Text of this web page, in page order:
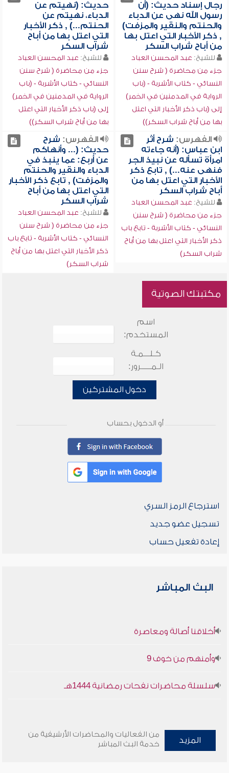
رجال إسناد حديث: (أن
رسول الله نهى عن الدباء
والحنتم والنقير والمزفت)
, ذكر الأخبار التي اعتل بها
من أباح شراب السكر
للشيخ: عبد المحسن العباد
جزء من محاضرة ( شرح سنن
النسائي - كتاب الأشربة - (باب
الرواية في المدمنين في الخمر)
إلى (باب ذكر الأخبار التي اعتل
بها من أباح شراب السكر))
حديث: (نهيتم عن
الدباء، نهيتم عن
الحنتم...) , ذكر الأخبار
التي اعتل بها من أباح
شراب السكر
للشيخ: عبد المحسن العباد
جزء من محاضرة ( شرح سنن
النسائي - كتاب الأشربة - (باب
الرواية في المدمنين في الخمر)
إلى (باب ذكر الأخبار التي اعتل
بها من أباح شراب السكر))
الفهرس: شرح أثر
ابن عباس: (أنه جاءته
امرأة تسأله عن نبيذ الجر
فنهى عنه...) , تابع ذكر
الأخبار التي اعتل بها من
أباح شراب السكر
للشيخ: عبد المحسن العباد
جزء من محاضرة ( شرح سنن
النسائي - كتاب الأشربة - تابع باب
ذكر الأخبار التي اعتل بها من أباح
شراب السكر)
الفهرس: شرح
حديث: (... وأنهاكم
عن أربع: عما ينبذ في
الدباء والنقير والحنتم
والمزفت) , تابع ذكر الأخبار
التي اعتل بها من أباح
شراب السكر
للشيخ: عبد المحسن العباد
جزء من محاضرة ( شرح سنن
النسائي - كتاب الأشربة - تابع باب
ذكر الأخبار التي اعتل بها من أباح
شراب السكر)
مكتبتك الصوتية
اسم
المستخدم:
كـلـــمـة
الـمـــــرور:
دخول المشتركين
أو الدخول بحساب
استرجاع الرمز السري
تسجيل عضو جديد
إعادة تفعيل حساب
البث المباشر
أخلاقنا أصالة ومعاصرة
وأمنهم من خوف 9
سلسلة محاضرات نفحات رمضانية 1444هـ
المزيد
من الفعاليات والمحاضرات الأرشيفية من
خدمة البث المباشر